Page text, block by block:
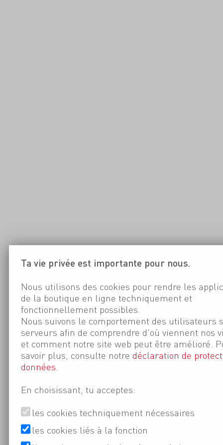
Ta vie privée est importante pour nous.
Nous utilisons des cookies pour rendre les
de la boutique en ligne techniquement et
fonctionnellement possibles.
Nous suivons le comportement des utilisateurs
serveurs afin de comprendre d'où viennent nos
et comment notre site web peut être amélioré.
savoir plus, consulte notre déclaration de
données
En choisissant, tu acceptes:
les cookies techniquement nécessaires
les cookies liés à la fonction